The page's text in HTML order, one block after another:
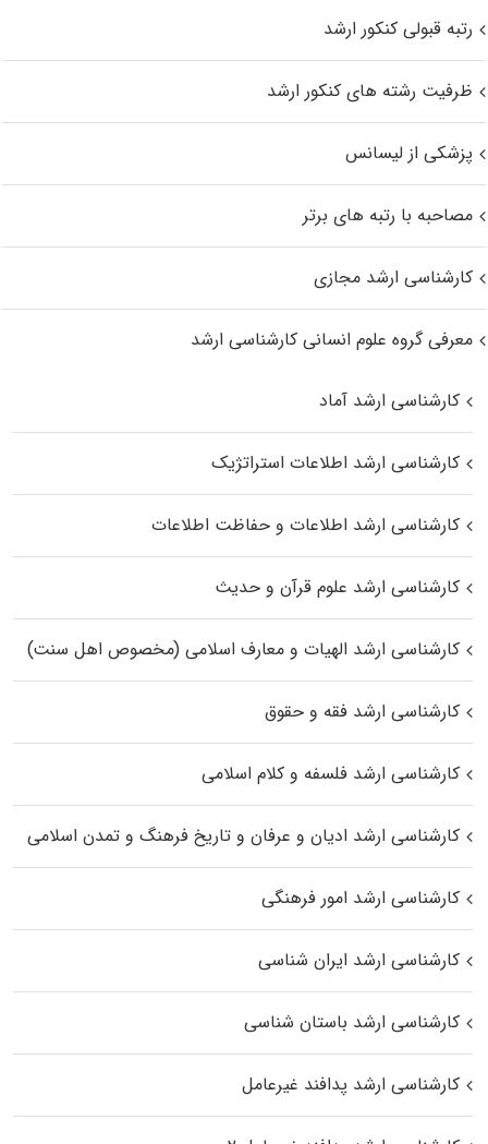
رتبه قبولی کنکور ارشد
ظرفیت رشته های کنکور ارشد
پزشکی از لیسانس
مصاحبه با رتبه های برتر
کارشناسی ارشد مجازی
معرفی گروه علوم انسانی کارشناسی ارشد
کارشناسی ارشد آماد
کارشناسی ارشد اطلاعات استراتژیک
کارشناسی ارشد اطلاعات و حفاظت اطلاعات
کارشناسی ارشد علوم قرآن و حدیث
کارشناسی ارشد الهیات و معارف اسلامی (مخصوص اهل سنت)
کارشناسی ارشد فقه و حقوق
کارشناسی ارشد فلسفه و کلام اسلامی
کارشناسی ارشد ادیان و عرفان و تاریخ فرهنگ و تمدن اسلامی
کارشناسی ارشد امور فرهنگی
کارشناسی ارشد ایران شناسی
کارشناسی ارشد باستان شناسی
کارشناسی ارشد پدافند غیرعامل